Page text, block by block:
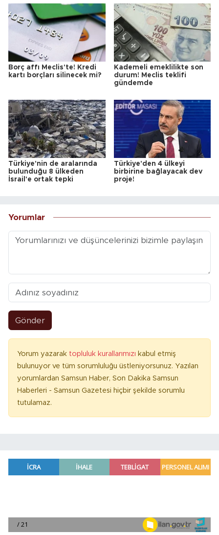
Borç affı Meclis'te! Kredi
kartı borçları silinecek mi?
Kademeli emeklilikte son
durum! Meclis teklifi
gündemde
Türkiye'nin de aralarında
bulunduğu 8 ülkeden
İsrail'e ortak tepki
Türkiye'den 4 ülkeyi
birbirine bağlayacak dev
proje!
Yorumlar
Gönder
Yorum yazarak topluluk kurallarımızı kabul etmiş
bulunuyor ve tüm sorumluluğu üstleniyorsunuz. Yazılan
yorumlardan Samsun Haber, Son Dakika Samsun
Haberleri - Samsun Gazetesi hiçbir şekilde sorumlu
tutulamaz.